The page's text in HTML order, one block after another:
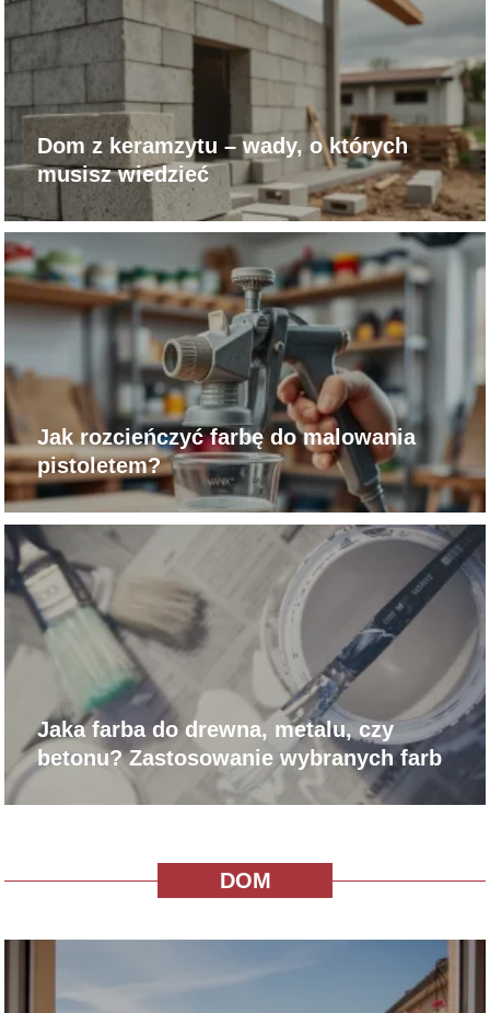
Dom z keramzytu – wady, o których
musisz wiedzieć
Jak rozcieńczyć farbę do malowania
pistoletem?
Jaka farba do drewna, metalu, czy
betonu? Zastosowanie wybranych farb
DOM